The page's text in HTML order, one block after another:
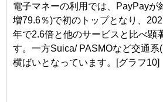
電子マネーの利用では、PayPayが
増79.6％)で初のトップとなり、
年で2.6倍と他のサービスと比べ顕
す。一方Suica/ PASMOなど交通系
横ばいとなっています。[グラフ10]